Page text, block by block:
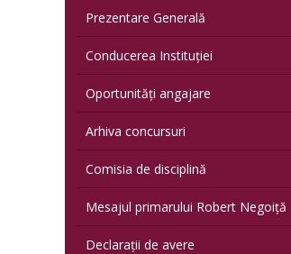
Prezentare Generală
Conducerea Instituției
Oportunități angajare
Arhiva concursuri
Comisia de disciplină
Mesajul primarului Robert Negoiță
Declarații de avere